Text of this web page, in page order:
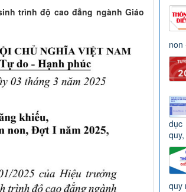
trình độ cao đẳng ngành Giáo
non
quy